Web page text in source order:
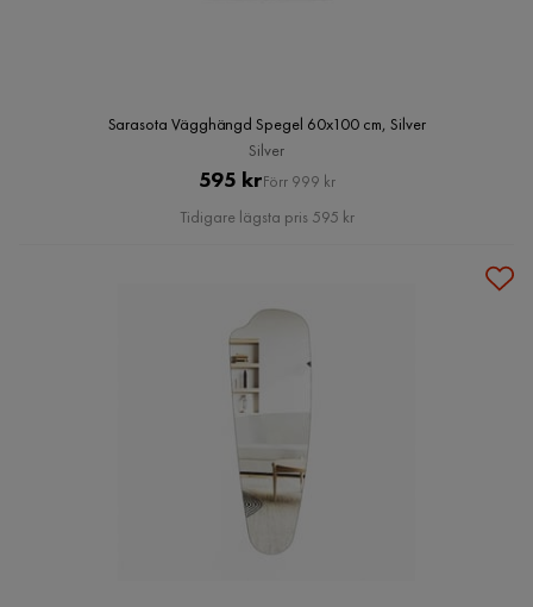
Sarasota Vägghängd Spegel 60x100 cm, Silver
Silver
Pris
595 krOriginal
Pris
Förr 999 kr
Tidigare lägsta pris 595 kr